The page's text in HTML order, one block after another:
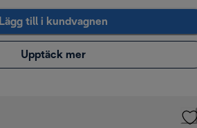
Lägg till i kundvagnen
Upptäck mer